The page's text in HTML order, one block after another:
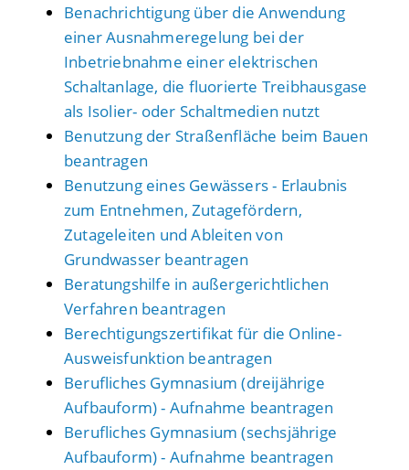
Benachrichtigung über die Anwendung
einer Ausnahmeregelung bei der
Inbetriebnahme einer elektrischen
Schaltanlage, die fluorierte Treibhausgase
als Isolier- oder Schaltmedien nutzt
Benutzung der Straßenfläche beim Bauen
beantragen
Benutzung eines Gewässers - Erlaubnis
zum Entnehmen, Zutagefördern,
Zutageleiten und Ableiten von
Grundwasser beantragen
Beratungshilfe in außergerichtlichen
Verfahren beantragen
Berechtigungszertifikat für die Online-
Ausweisfunktion beantragen
Berufliches Gymnasium (dreijährige
Aufbauform) - Aufnahme beantragen
Berufliches Gymnasium (sechsjährige
Aufbauform) - Aufnahme beantragen